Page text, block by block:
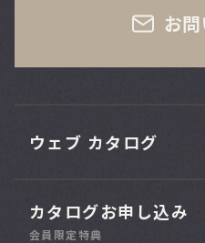
お
ウェブ カタログ
カタログお申し込み
会員限定特典